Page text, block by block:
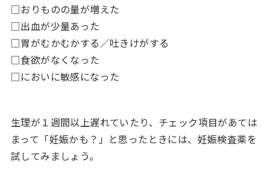
□おりものの量が増えた
□出血が少量あった
□胃がむかむかする／吐きけがする
□食欲がなくなった
□においに敏感になった
生理が１週間以上遅れていたり、チェック項目があては
まって「妊娠かも？」と思ったときには、妊娠検査薬を
試してみましょう。